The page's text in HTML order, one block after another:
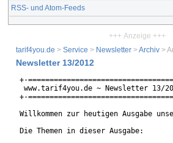
RSS- und Atom-Feeds
+++ Anzeige +++
tarif4you.de > Service > Newsletter >Archiv >
Newsletter 13/2012
+-
www.tarif4you.de ~ Newsletter 13/
+-
Willkommen zur heutigen Ausgabe
Die Themen in dieser Ausgabe: